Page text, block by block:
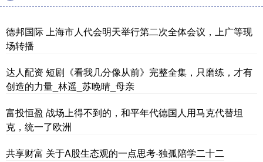
德邦国际 上海市人代会明天举行第二次全体会议，上广等现
场转播
达人配资 短剧《看我几分像从前》完整全集，只磨练，才有
创造的力量_林遥_苏晚晴_母亲
富投恒盈 战场上得不到的，和平年代德国人用马克代替坦
克，统一了欧洲
共享财富 关于A股生态观的一点思考-独孤陪学二十二